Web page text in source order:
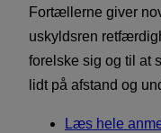
Fortællerne giver
uskyldsren
forelske sig og til at
lidt på afstand og
Læs hele